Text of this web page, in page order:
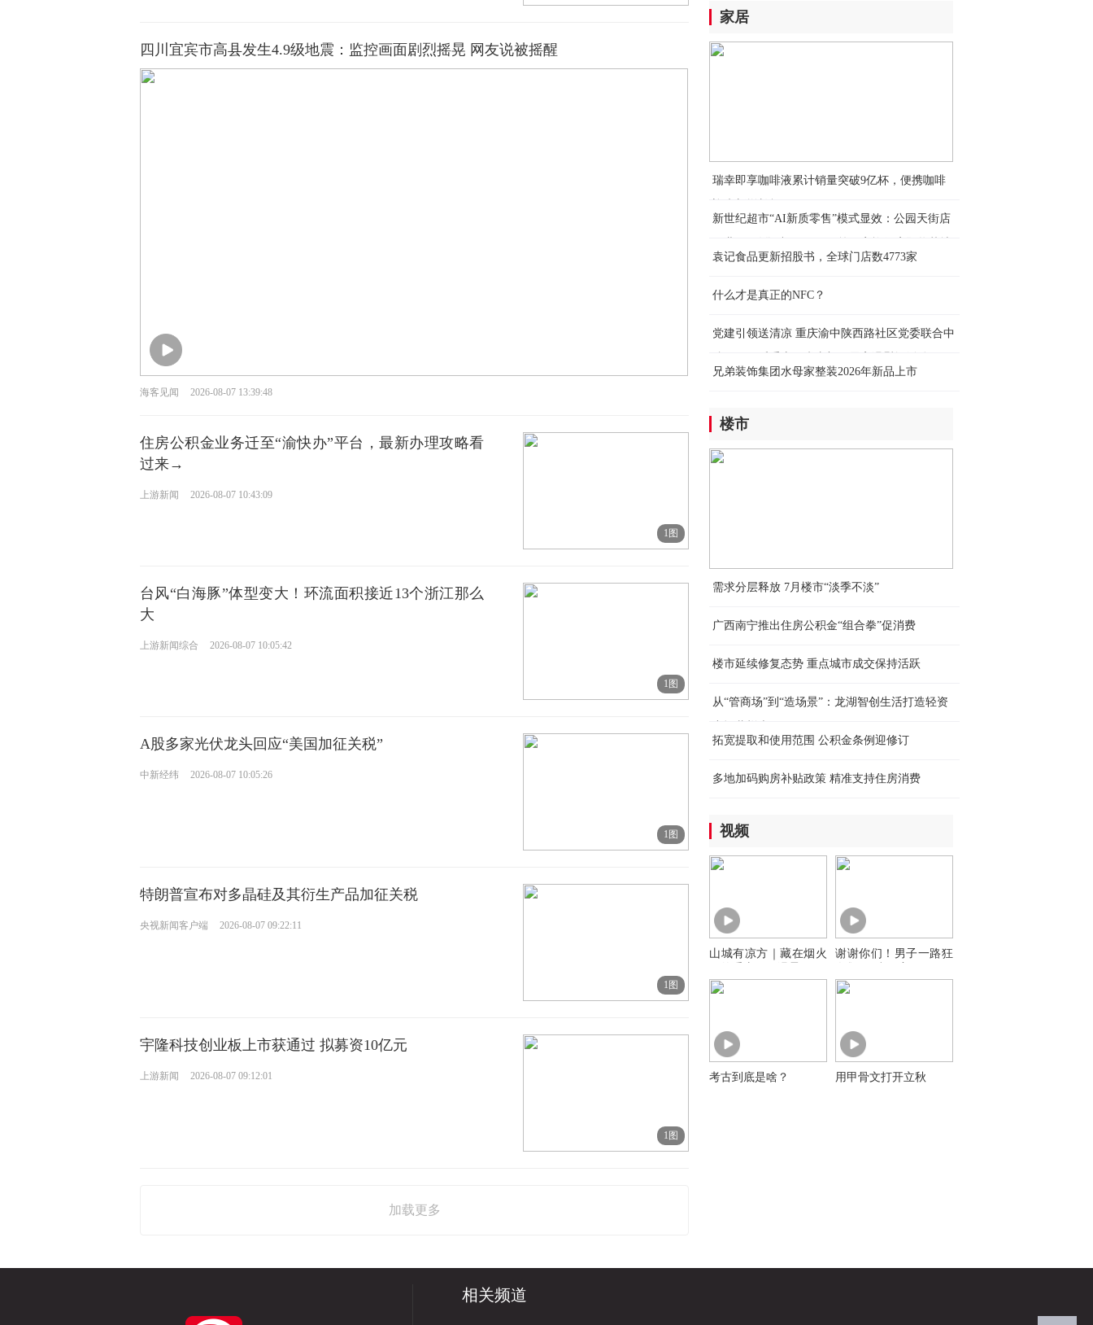
四川宜宾市高县发生4.9级地震：监控画面剧烈摇晃 网友说被摇醒
海客见闻 2026-08-07 13:39:48
住房公积金业务迁至“渝快办”平台，最新办理攻略看
过来→
上游新闻 2026-08-07 10:43:09
1图
台风“白海豚”体型变大！环流面积接近13个浙江那么
大
上游新闻综合 2026-08-07 10:05:42
1图
A股多家光伏龙头回应“美国加征关税”
中新经纬 2026-08-07 10:05:26
1图
特朗普宣布对多晶硅及其衍生产品加征关税
央视新闻客户端 2026-08-07 09:22:11
1图
宇隆科技创业板上市获通过 拟募资10亿元
上游新闻 2026-08-07 09:12:01
1图
加载更多
8小时前
China Travel又换“三件套”：外国游客从观
众变玩家
9小时前
球？
9小时前
拒绝拥核
家居
瑞幸即享咖啡液累计销量突破9亿杯，便携咖啡
新世纪超市“AI新质零售”模式显效：公园天街店
袁记食品更新招股书，全球门店数4773家
什么才是真正的NFC？
党建引领送清凉 重庆渝中陕西路社区党委联合中
兄弟装饰集团水母家整装2026年新品上市
楼市
需求分层释放 7月楼市“淡季不淡”
广西南宁推出住房公积金“组合拳”促消费
楼市延续修复态势 重点城市成交保持活跃
从“管商场”到“造场景”：龙湖智创生活打造轻资
拓宽提取和使用范围 公积金条例迎修订
多地加码购房补贴政策 精准支持住房消费
视频
山城有凉方｜藏在烟火
谢谢你们！男子一路狂
考古到底是啥？ 用甲骨文打开立秋
相关频道